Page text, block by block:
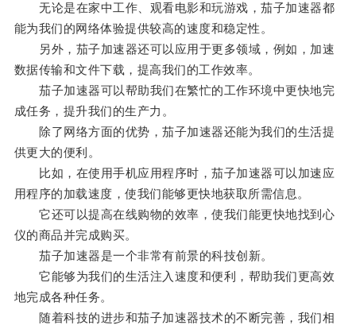
无论是在家中工作、观看电影和玩游戏，茄子加速器都
能为我们的网络体验提供较高的速度和稳定性。
另外，茄子加速器还可以应用于更多领域，例如，加速
数据传输和文件下载，提高我们的工作效率。
茄子加速器可以帮助我们在繁忙的工作环境中更快地完
成任务，提升我们的生产力。
除了网络方面的优势，茄子加速器还能为我们的生活提
供更大的便利。
比如，在使用手机应用程序时，茄子加速器可以加速应
用程序的加载速度，使我们能够更快地获取所需信息。
它还可以提高在线购物的效率，使我们能更快地找到心
仪的商品并完成购买。
茄子加速器是一个非常有前景的科技创新。
它能够为我们的生活注入速度和便利，帮助我们更高效
地完成各种任务。
随着科技的进步和茄子加速器技术的不断完善，我们相